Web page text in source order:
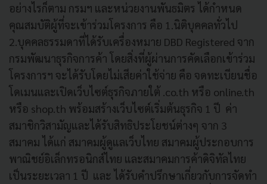
อย่างไรก็ตาม กรมฯ และหน่วยงานพันธมิตร ได้กำหนด
คุณสมบัติผู้ที่จะเข้าร่วมโครงการ คือ 1.นิติบุคคลทั่วไป
2.บุคคลธรรมดาที่ได้รับเครื่องหมาย DBD Registered จาก
กรมพัฒนาธุรกิจการค้า โดยสิ่งที่ผู้ผ่านการคัดเลือกเข้าร่วม
โครงการฯ จะได้รับโดยไม่เสียค่าใช้จ่าย คือ จดทะเบียนชื่อ
โดเมนและเปิดเว็บไซต์ธุรกิจภายใต้ .co.th หรือ online.th
หรือ shop.th พร้อมสร้างเว็บไซต์เริ่มต้นธุรกิจ 1 ปี ค่า
สมาชิกวิสามัญและได้รับสิทธิประโยชน์ต่างๆ จาก 3
สมาคม ได้แก่ สมาคมผู้ดูแลเว็บไทย สมาคมผู้ประกอบการ
พาณิชย์อิเล็กทรอนิกส์ไทย และสมาคมการค้าดิจิทัลไทย
เป็นระยะเวลา 1 ปี และ ได้รับคำปรึกษาเกี่ยวกับการจัดทำ